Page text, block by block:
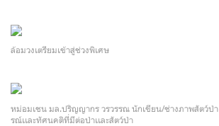
ล้อมวงเตรียมเข้าสู่ช่วงพิเศษ
หม่อมเชน มล.ปริญญากร วรวรรณ นักเขียน/ช่างภาพสัตว์ป่า
รณ์เเละทัศนคติที่มีต่อป่าเเละสัตว์ป่า